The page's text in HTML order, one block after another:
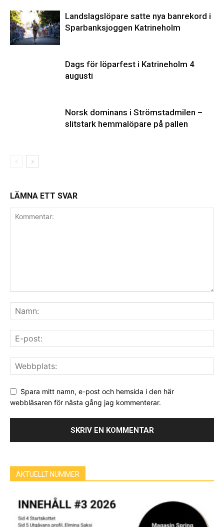
Landslagslöpare satte nya banrekord i
Sparbanksjoggen Katrineholm
Dags för löparfest i Katrineholm 4
augusti
Norsk dominans i Strömstadmilen –
slitstark hemmalöpare på pallen
LÄMNA ETT SVAR
Spara mitt namn, e-post och hemsida i den här
webbläsaren för nästa gång jag kommenterar.
AKTUELLT NUMMER